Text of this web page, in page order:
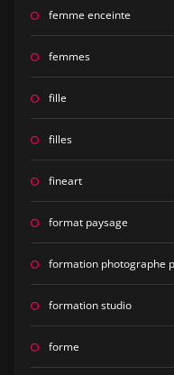
femme enceinte
femmes
fille
filles
fineart
format paysage
formation photographe
formation studio
forme